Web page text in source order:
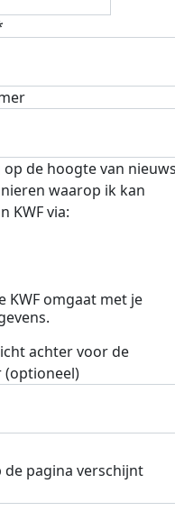
mails verstuurd
donaties
KWF t-shirt!
de hoogte van
waarop ik kan
KWF via:
KWF omgaat met je
achter voor de
(optioneel)
de pagina verschijnt